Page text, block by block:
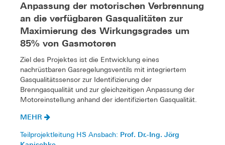
Anpassung der motorischen Verbrennung
an die verfügbaren Gasqualitäten zur
Maximierung des Wirkungsgrades um
85% von Gasmotoren
Ziel des Projektes ist die Entwicklung eines
nachrüstbaren Gasregelungsventils mit integriertem
Gasqualitätssensor zur Identifizierung der
Brenngasqualität und zur gleichzeitigen Anpassung der
Motoreinstellung anhand der identifizierten Gasqualität.
MEHR
Teilprojektleitung HS Ansbach: Prof. Dr.-Ing. Jörg